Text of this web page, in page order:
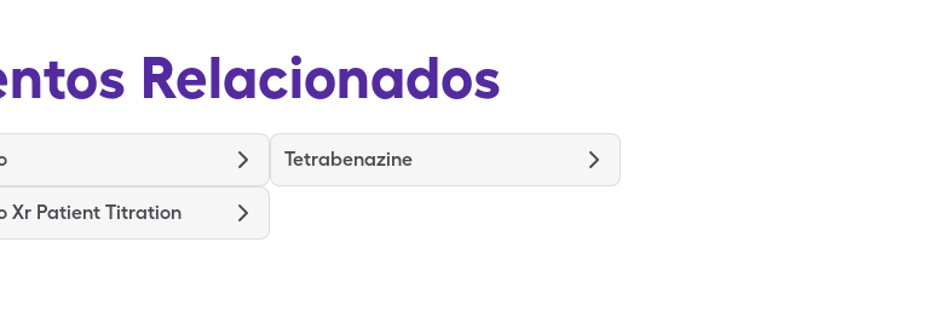
Relacionados
Tetrabenazine
Xr Patient Titration